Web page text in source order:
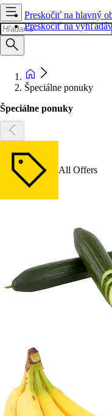
Preskočiť na hlavný
Preskočiť na
Špeciálne ponuky
Špeciálne ponuky
All Offers